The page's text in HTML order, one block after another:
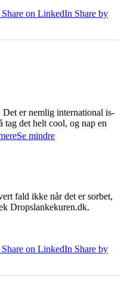
Share on LinkedIn Share by
Det er nemlig international is-
tag det helt cool, og nap en
Se mindre
fald ikke når det er sorbet,
Dropslankekuren.dk.
Share on LinkedIn Share by